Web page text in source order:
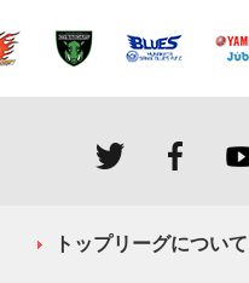
トップリーグについて